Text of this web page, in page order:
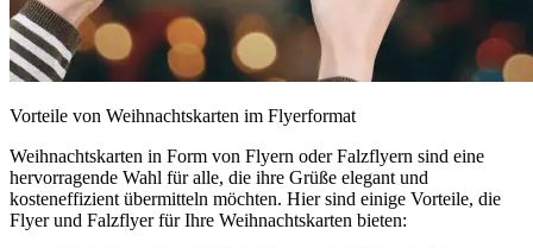
Vorteile von Weihnachtskarten im Flyerformat
Weihnachtskarten in Form von Flyern oder Falzflyern sind eine
hervorragende Wahl für alle, die ihre Grüße elegant und
kosteneffizient übermitteln möchten. Hier sind einige Vorteile, die
Flyer und Falzflyer für Ihre Weihnachtskarten bieten: